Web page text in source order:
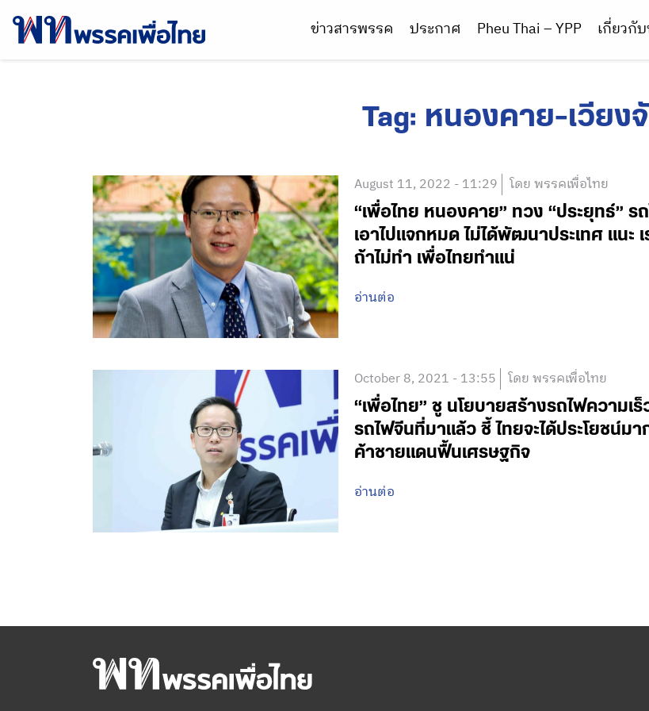
ข่าวสารพรรค ประกาศ Pheu Thai – YPP เกี่ยวกั
Tag: หนองคาย-เวียง
August 11, 2022 - 11:29 โดย พรรคเพื่อไทย
“เพื่อไทย หนองคาย” ทวง “ประยุทธ์” ร
เอาไปแจกหมด ไม่ได้พัฒนาประเทศ แนะ
ถ้าไม่ทำ เพื่อไทยทำแน่
อ่านต่อ
October 8, 2021 - 13:55 โดย พรรคเพื่อไทย
“เพื่อไทย” ชู นโยบายสร้างรถไฟความ
รถไฟจีนที่มาแล้ว ชี้ ไทยจะได้ประโยชน์
ค้าชายแดนฟื้นเศรษฐกิจ
อ่านต่อ